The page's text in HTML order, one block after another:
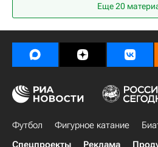
Нью-Йорк
Еще 20
Футбол Фигурное катание
Спецпроекты
Реклама